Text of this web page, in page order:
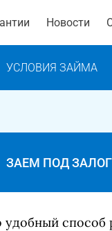
Новости
УСЛОВИЯ ЗАЙМА
ЗАЕМ ПОД ЗАЛОГ